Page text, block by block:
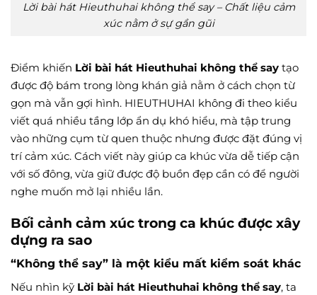
Lời bài hát Hieuthuhai không thể say – Chất liệu cảm
xúc nằm ở sự gần gũi
Điểm khiến Lời bài hát Hieuthuhai không thể say tạo
được độ bám trong lòng khán giả nằm ở cách chọn từ
gọn mà vẫn gợi hình. HIEUTHUHAI không đi theo kiểu
viết quá nhiều tầng lớp ẩn dụ khó hiểu, mà tập trung
vào những cụm từ quen thuộc nhưng được đặt đúng vị
trí cảm xúc. Cách viết này giúp ca khúc vừa dễ tiếp cận
với số đông, vừa giữ được độ buồn đẹp cần có để người
nghe muốn mở lại nhiều lần.
Bối cảnh cảm xúc trong ca khúc được xây
dựng ra sao
“Không thể say” là một kiểu mất kiểm soát khác
Nếu nhìn kỹ Lời bài hát Hieuthuhai không thể say, ta